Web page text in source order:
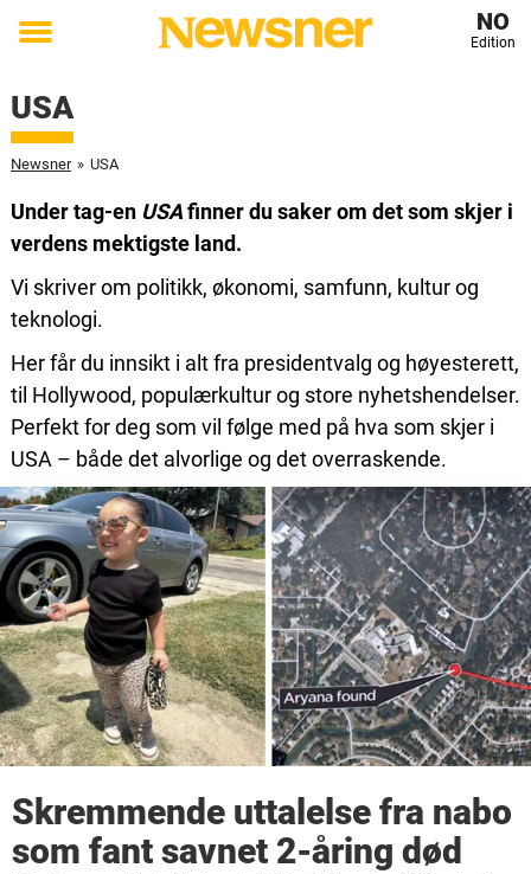
Toggle
NO
Edition
USA
Newsner » USA
Under tag-en USAfinner du saker om det som skjer i
verdens mektigste land.
Vi skriver om politikk, økonomi, samfunn, kultur og
teknologi.
Her får du innsikt i alt fra presidentvalg og høyesterett,
til Hollywood, populærkultur og store nyhetshendelser.
Perfekt for deg som vil følge med på hva som skjer i
USA – både det alvorlige og det overraskende.
Skremmende uttalelse fra nabo
som fant savnet 2-åring død